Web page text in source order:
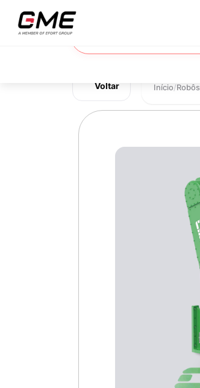
Voltar Início/Robôs